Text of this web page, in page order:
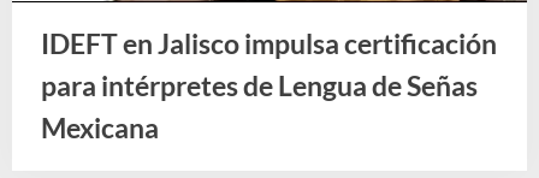
IDEFT en Jalisco impulsa certificación
para intérpretes de Lengua de Señas
Mexicana